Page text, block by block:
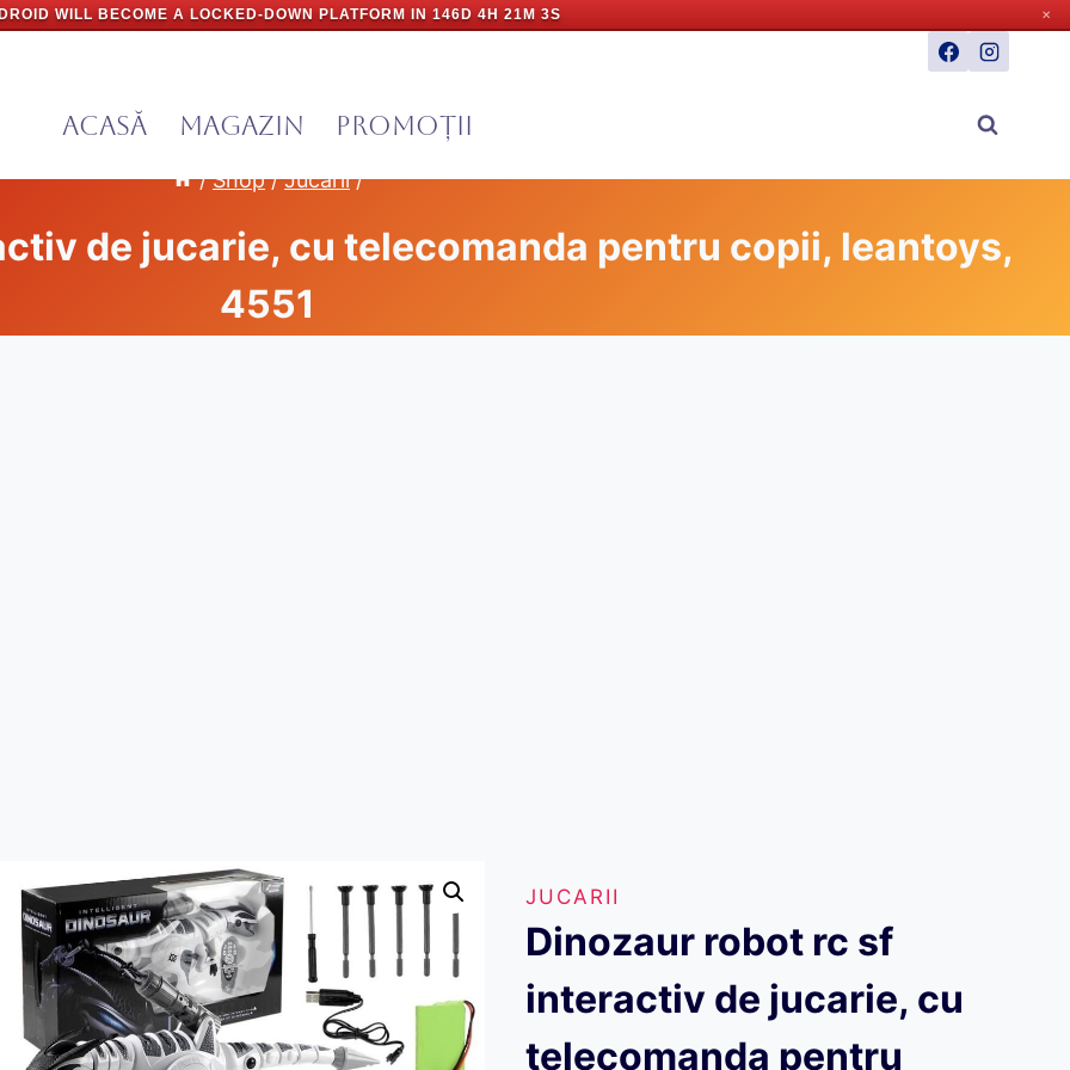
WILL BECOME A LOCKED-DOWN PLATFORM IN 146D 4H 21M 2S ✕
Acasă Magazin PROMOȚII
/ Shop / Jucarii /
de jucarie, cu telecomanda pentru copii, leantoys,
4551
JUCARII
Dinozaur robot rc sf
interactiv de jucarie, cu
telecomanda pentru